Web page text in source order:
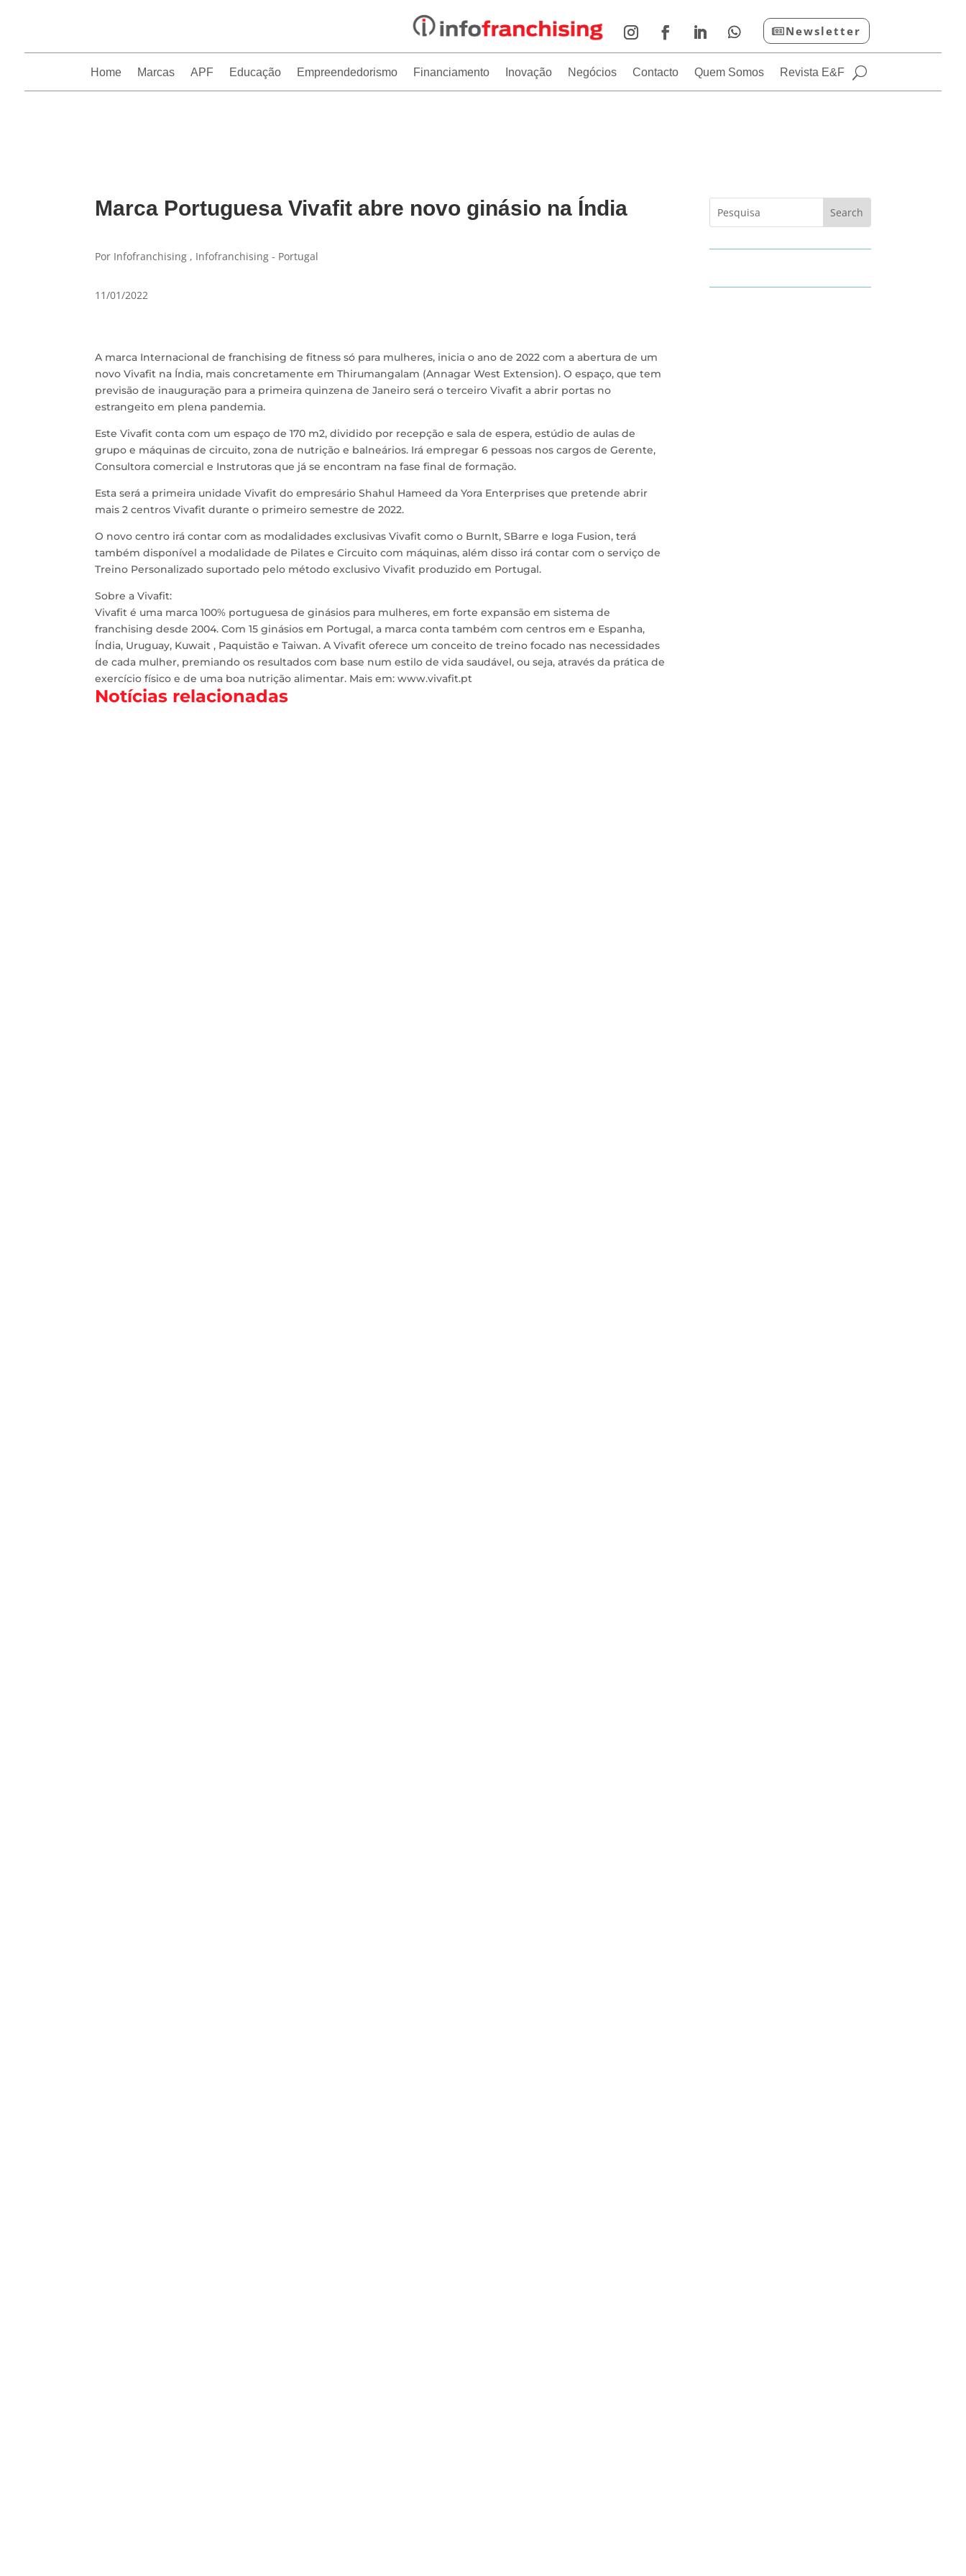
Newsletter
Home Marcas APF Educação Empreendedorismo Financiamento Inovação Negócios Contacto Quem Somos Revista E&F
Marca Portuguesa Vivafit abre novo ginásio na Índia
Por Infofranchising , Infofranchising - Portugal
11/01/2022
A marca Internacional de franchising de fitness só para mulheres, inicia o ano de 2022 com a abertura de um
novo Vivafit na Índia, mais concretamente em Thirumangalam (Annagar West Extension). O espaço, que tem
previsão de inauguração para a primeira quinzena de Janeiro será o terceiro Vivafit a abrir portas no
estrangeito em plena pandemia.
Este Vivafit conta com um espaço de 170 m2, dividido por recepção e sala de espera, estúdio de aulas de
grupo e máquinas de circuito, zona de nutrição e balneários. Irá empregar 6 pessoas nos cargos de Gerente,
Consultora comercial e Instrutoras que já se encontram na fase final de formação.
Esta será a primeira unidade Vivafit do empresário Shahul Hameed da Yora Enterprises que pretende abrir
mais 2 centros Vivafit durante o primeiro semestre de 2022.
O novo centro irá contar com as modalidades exclusivas Vivafit como o BurnIt, SBarre e Ioga Fusion, terá
também disponível a modalidade de Pilates e Circuito com máquinas, além disso irá contar com o serviço de
Treino Personalizado suportado pelo método exclusivo Vivafit produzido em Portugal.
Sobre a Vivafit:
Vivafit é uma marca 100% portuguesa de ginásios para mulheres, em forte expansão em sistema de
franchising desde 2004. Com 15 ginásios em Portugal, a marca conta também com centros em e Espanha,
Índia, Uruguay, Kuwait , Paquistão e Taiwan. A Vivafit oferece um conceito de treino focado nas necessidades
de cada mulher, premiando os resultados com base num estilo de vida saudável, ou seja, através da prática de
exercício físico e de uma boa nutrição alimentar. Mais em: www.vivafit.pt
Notícias relacionadas